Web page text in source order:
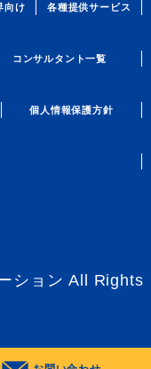
向け 各種提供サービス
コンサルタント一覧
個人情報保護方針
ション All Rights